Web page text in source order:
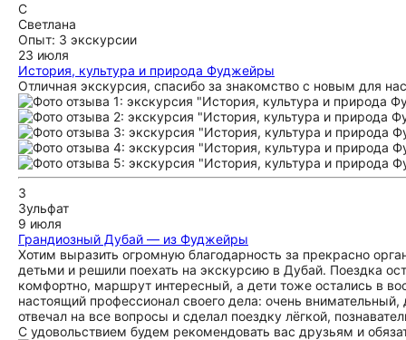
С
Светлана
Опыт: 3 экскурсии
23 июля
История, культура и природа Фуджейры
Отличная экскурсия, спасибо за знакомство с новым для
З
Зульфат
9 июля
Грандиозный Дубай — из Фуджейры
Хотим выразить огромную благодарность за прекрасно
детьми и решили поехать на экскурсию в Дубай. Поездка
комфортно, маршрут интересный, а дети тоже остались в
настоящий профессионал своего дела: очень
отвечал на все вопросы и сделал поездку лёгкой,
С удовольствием будем рекомендовать вас друзьям и